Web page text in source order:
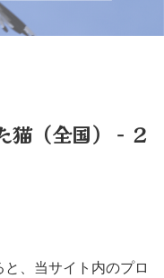
猫（全国） − ２
、当サイト内のプロ